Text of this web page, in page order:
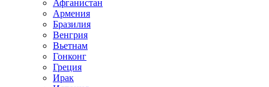
Афганистан
Армения
Бразилия
Венгрия
Вьетнам
Гонконг
Греция
Ирак